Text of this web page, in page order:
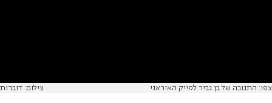
צפו: התגובה של בן גביר לפייק האיראני צילום: דוברות